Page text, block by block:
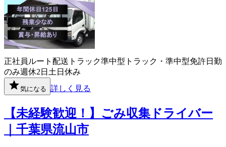
正社員 ルート配送 トラック準中型トラック・準中型免許日勤
のみ週休2日 土日休み
気になる 詳しく見る
【未経験歓迎！】ごみ収集ドライバー
｜千葉県流山市